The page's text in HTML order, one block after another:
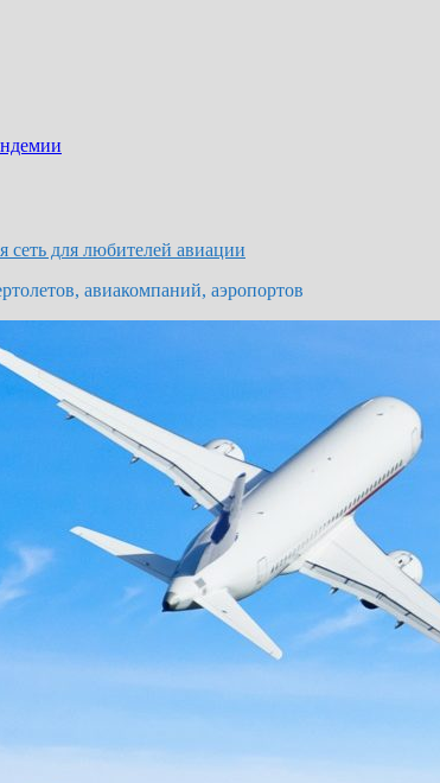
сеть для любителей авиации
авиакомпаний, аэропортов